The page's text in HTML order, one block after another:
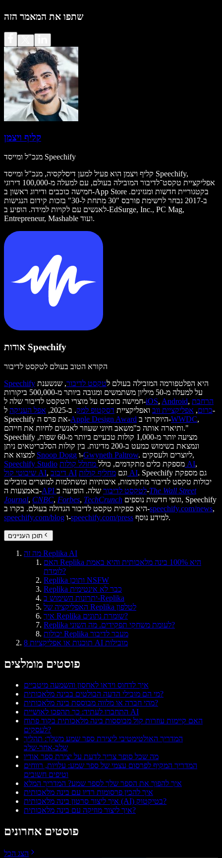
שתפו את המאמר הזה
קליף ויצמן
מנכ"ל ומייסד Speechify
קליף ויצמן הוא פעיל למען דיסלקסיה, מנכ"ל ומייסד Speechify,
אפליקציית טקסט־לדיבור המובילה בעולם, עם למעלה מ-100,000 דירוגי
חמישה כוכבים ודירוג ראשון ב-App Store בקטגוריית חדשות ומגזינים.
ב-2017 נבחר לרשימת פורבס "30 מתחת ל-30" בזכות קידום הנגישות
לאנשים עם לקויות למידה. הופיע ב-EdSurge, Inc., PC Mag,
Entrepreneur, Mashable ועוד.
אודות Speechify
הקורא הטוב בעולם לטקסט לדיבור
Speechify
היא הפלטפורמה המובילה בעולם לטקסט לדיבור, שנשענת
על למעלה מ-50 מיליון משתמשים ומגובה ביותר מ-500,000 ביקורות
חמישה כוכבים על מוצרי הטקסט לדיבור שלה ל-iOS, Android, הרחבת
כרום, אפליקציית ווב ואפליקציית דסקטופ למק. ב-2025, אפל העניקה ל-
Speechify את פרס ה-Apple Design Award היוקרתי ב-WWDC,
ותיארה אותה כ"משאב חיוני שעוזר לאנשים לחיות את חייהם."
Speechify מציעה יותר מ-1,000 קולות טבעיים ביותר מ-60 שפות,
ונמצאת בשימוש כמעט ב-200 מדינות. בין קולות הסלבריטאים ניתן
Snoop Dogg ו-Gwyneth Paltrow
. ליוצרים ולעסקים,
Speechify Studio
מספקת כלים מתקדמים, כולל מחולל קולות AI,
שיבוטי קול AI, דיבוב AI וגם מחליף קולות AI. Speechify גם מספקת
יכולות טקסט לדיבור מתקדמות, איכותיות ומשתלמות למוצרים מובילים
באמצעות ה-
API לטקסט לדיבורשלה. הופיעה ב-The Wall Street
Journal, CNBC, Forbes, TechCrunch
היא ספקית טקסט לדיבור הגדולה בעולם. בקרו ב-speechify.com/news,
speechify.com/blog ו-speechify.com/press למידע נוסף.
תוכן העניינים
מה זה Replika AI
האם Replika היא 100% בינה מלאכותית והיא באמת
לומדת?
Replika ותוכן NSFW
Replika כבר לא אינטימית
יתרונות השימוש ב-Replika
האפליקציה של Replika לטלפון
איך Replika שומרת נתונים?
Replika לעומת משחקי תפקידים. מה השוני?
יכולות Replika מעבר לדיבור
8 תוכנות או אפליקציות AI מובילות
פוסטים מומלצים
איך לדחוס וידאו לאחסון והשמעה מיטביים
מי הם מובילי הדעה הבולטים בבינה מלאכותית?
מהי חברה או מלווה מבוססת בינה מלאכותית?
התחברו לעתיד: כך תהפכו לאושיית AI
האם קיימות עוזרות קול מבוססות בינה מלאכותית בקוד פתוח
לעסקים?
המדריך האולטימטיבי ליצירת ספר שמע משלך: תהליך
שלב-אחר-שלב
מה שכל סופר צריך לדעת על יצירת ספר אודיו
המדריך המקיף לפרסום עצמי של ספר שמע: עלויות, רווחים
וטיפים חשובים
איך להפוך את הספר שלך לספר שמע? המדריך המלא
איך להכין פרסומות רדיו עם בינה מלאכותית
איך ליצור סרטון בינה מלאכותית (AI) בטיקטוק?
איך ליצור מוזיקה עם בינה מלאכותית?
פוסטים אחרונים
הצג הכל